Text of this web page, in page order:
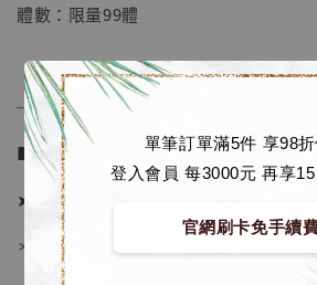
單筆訂單滿5件 享98
登入會員 每3000元 再享
官網刷卡免手續
體數：限量99體
──────────────
■ 販售資訊 (NT$)：
➤ 價格 14280元 (訂金5980)
＊ 國際運費另計